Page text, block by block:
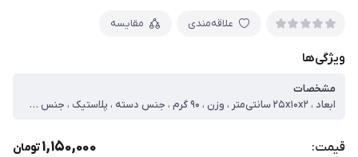
علاقه‌مندی مقایسه
ویژگی‌ها
مشخصات
ابعاد ، ۲۵x۱۰x۲ سانتی‌متر ، وزن ، ۹۰ گرم ، جنس دسته ، پلاستیک ، جنس تیغه ، استیل ، امکانات قیچی آشپزخانه ، بطری بازکن
قیمت: 1,150,000تومان